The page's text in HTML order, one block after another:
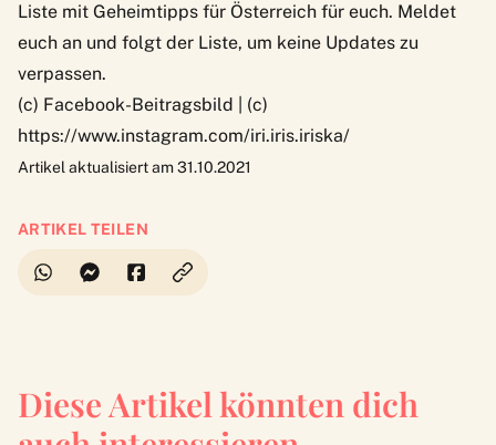
Liste mit Geheimtipps für Österreich für euch. Meldet
euch an und folgt der Liste, um keine Updates zu
verpassen.
(c) Facebook-Beitragsbild | (c)
https://www.instagram.com/iri.iris.iriska/
Artikel aktualisiert am 31.10.2021
ARTIKEL TEILEN
Diese Artikel könnten dich